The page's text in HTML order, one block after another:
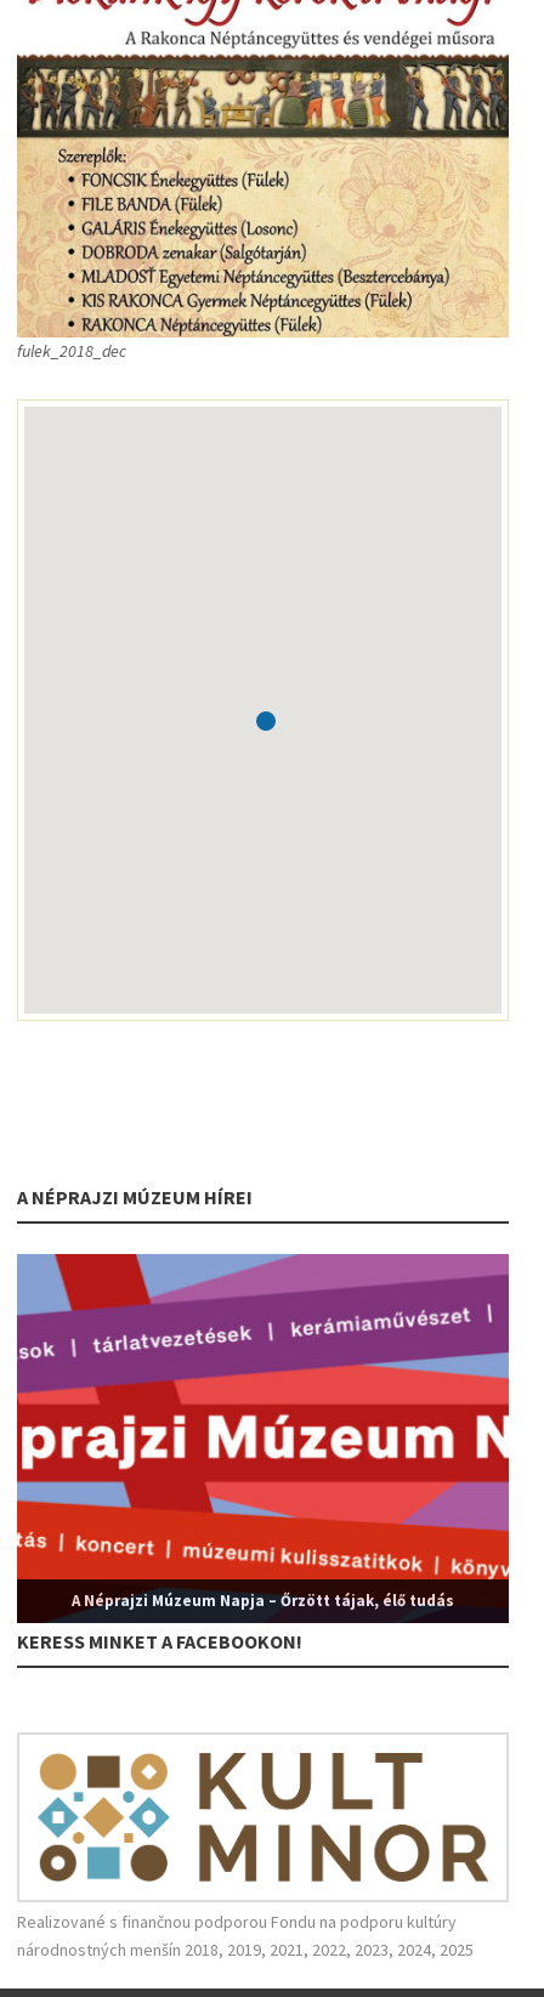
fulek_2018_dec
A NÉPRAJZI MÚZEUM HÍREI
A Néprajzi Múzeum Napja – Őrzött tájak, élő tudás
KERESS MINKET A FACEBOOKON!
Realizované s finančnou podporou Fondu na podporu kultúry
národnostných menšín 2018, 2019, 2021, 2022, 2023, 2024, 2025